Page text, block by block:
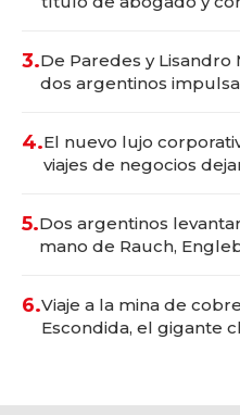
3.De Paredes y
dos argentinos
4.El nuevo lujo
viajes de negocios
5.Dos argentinos
mano de Rauch,
6.Viaje a la mina de
Escondida, el gigante